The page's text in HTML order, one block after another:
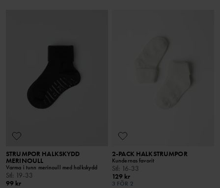
STRUMPOR HALKSKYDD
MERINOULL
Varma i tunn merinoull med halkskydd
Stl: 19-33
99 kr
2-PACK HALKSTRUMPOR
Kundernas favorit
Stl: 16-33
129 kr
3 FÖR 2